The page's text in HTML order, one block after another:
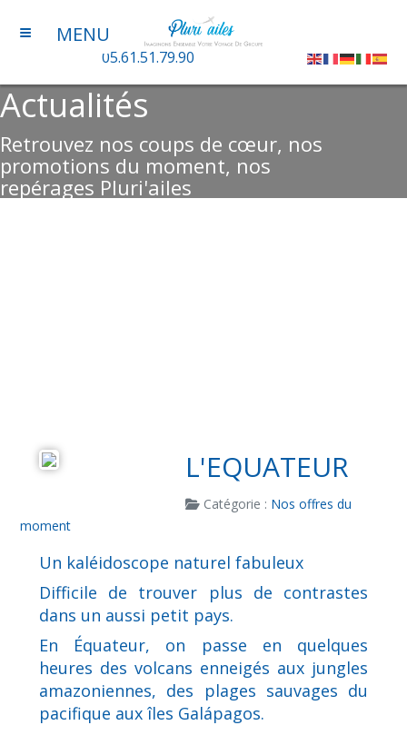
MENU
≡
05.61.51.79.90
Actualités
Retrouvez nos coups de cœur, nos
promotions du moment, nos
repérages Pluri'ailes
L'EQUATEUR
Catégorie : Nos offres du
moment
Un kaléidoscope naturel fabuleux
Difficile de trouver plus de contrastes
dans un aussi petit pays.
En Équateur, on passe en quelques
heures des volcans enneigés aux jungles
amazoniennes, des plages sauvages du
pacifique aux îles Galápagos.